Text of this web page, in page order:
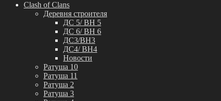
Clash of Clans
Деревня строителя
ДС 5/ BH 5
ДС 6/ BH 6
ДС3/BH3
ДС4/ BH4
Новости
Ратуша 10
Ратуша 11
Ратуша 2
Ратуша 3